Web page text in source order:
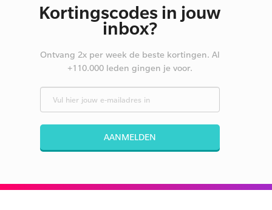
Kortingscodes in jouw
inbox?
Ontvang 2x per week de beste kortingen. Al
+110.000 leden gingen je voor.
AANMELDEN